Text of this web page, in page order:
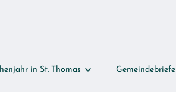
in St. Thomas Gemeindebriefe